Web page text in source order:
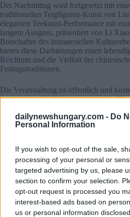
dailynewshungary.com - Do
Personal Information
If you wish to opt-out of the sale,
processing of your personal or
targeted advertising by us, please
section to confirm your selection.
opt-out request is processed you
interest-based ads based on
us or personal information
Der Nachmittag wird fortgesetzt mit
traditionellen Teigfiguren-Kunst von Liu
eleganten Teekunst-Performance mit
langem Ausguss, präsentiert von Li
Botschafter des immateriellen
bieten diese Darbietungen einen
Reichtum und die Vielfalt der
Festtagstraditionen.
Die Veranstaltung ist öffentlich und
hervorragendes Kulturprogramm für
interessieren.
Datum: 6. Februar 2026 (Freitag)
14:00-17:00
Veranstaltungsort:
China Cultural
(1143 Budapest, Stefánia út 77.)
Eintritt:Frei
Verfügbares Bild:depositphotos.com